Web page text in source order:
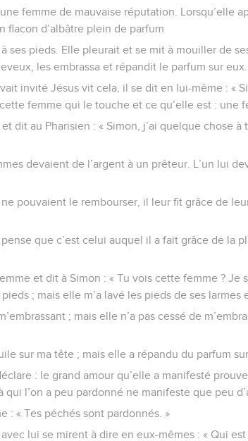
femme de mauvaise réputation. Lorsqu’elle
flacon d’albâtre plein de parfum
ses pieds. Elle pleurait et se mit à mouiller de
les embrassa et répandit le parfum sur eux.
invité Jésus vit cela, il se dit en lui-même : «
femme qui le touche et ce qu’elle est : une
dit au Pharisien : « Simon, j’ai quelque chose à
devaient de l’argent à un prêteur. L’un lui
ne pouvaient le rembourser, il leur fit grâce de
que c’est celui auquel il a fait grâce de la
et dit à Simon : « Tu vois cette femme ? Je
; mais elle m’a lavé les pieds de ses larmes
; mais elle n’a pas cessé de
sur ma tête ; mais elle a répandu du parfum
: le grand amour qu’elle a manifesté
l’on a peu pardonné ne manifeste que peu
: « Tes péchés sont pardonnés. »
lui se mirent à dire en eux-mêmes : « Qui